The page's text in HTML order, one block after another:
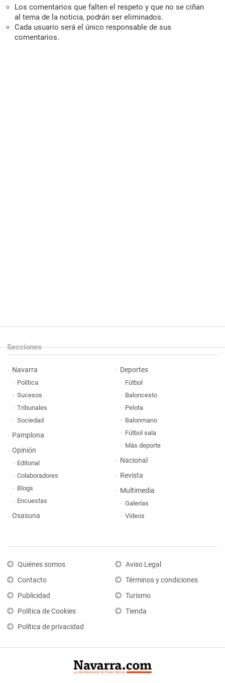
Los comentarios que falten el respeto y que no se ciñan
al tema de la noticia, podrán ser eliminados.
Cada usuario será el único responsable de sus
comentarios.
Secciones
Navarra
Política
Sucesos
Tribunales
Sociedad
Pamplona
Opinión
Editorial
Colaboradores
Blogs
Encuestas
Osasuna
Deportes
Fútbol
Baloncesto
Pelota
Balonmano
Fútbol sala
Más deporte
Nacional
Revista
Multimedia
Galerías
Vídeos
Quiénes somos
Contacto
Publicidad
Política de Cookies
Política de privacidad
Aviso Legal
Términos y condiciones
Turismo
Tienda